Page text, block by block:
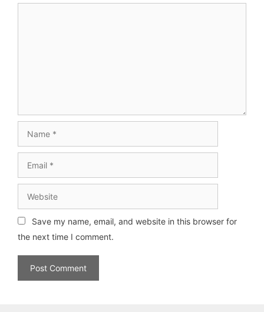
Save my name, email, and website in this browser for
the next time I comment.